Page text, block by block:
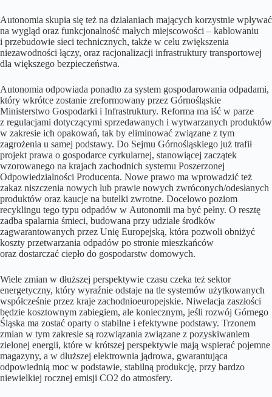
Autonomia skupia się też na działaniach mających korzystnie wpływać
na wygląd oraz funkcjonalność małych miejscowości – kablowaniu
i przebudowie sieci technicznych, także w celu zwiększenia
niezawodności łączy, oraz racjonalizacji infrastruktury transportowej
dla większego bezpieczeństwa.
Autonomia odpowiada ponadto za system gospodarowania odpadami,
który wkrótce zostanie zreformowany przez Górnośląskie
Ministerstwo Gospodarki i Infrastruktury. Reforma ma iść w parze
z regulacjami dotyczącymi sprzedawanych i wytwarzanych produktów
w zakresie ich opakowań, tak by eliminować związane z tym
zagrożenia u samej podstawy. Do Sejmu Górnośląskiego już trafił
projekt prawa o gospodarce cyrkularnej, stanowiącej zaczątek
wzorowanego na krajach zachodnich systemu Poszerzonej
Odpowiedzialności Producenta. Nowe prawo ma wprowadzić też
zakaz niszczenia nowych lub prawie nowych zwróconych/odesłanych
produktów oraz kaucje na butelki zwrotne. Docelowo poziom
recyklingu tego typu odpadów w Autonomii ma być pełny. O resztę
zadba spalarnia śmieci, budowana przy udziale środków
zagwarantowanych przez Unię Europejską, która pozwoli obniżyć
koszty przetwarzania odpadów po stronie mieszkańców
oraz dostarczać ciepło do gospodarstw domowych.
Wiele zmian w dłuższej perspektywie czasu czeka też sektor
energetyczny, który wyraźnie odstaje na tle systemów użytkowanych
współcześnie przez kraje zachodnioeuropejskie. Niwelacja zaszłości
będzie kosztownym zabiegiem, ale koniecznym, jeśli rozwój Górnego
Śląska ma zostać oparty o stabilne i efektywne podstawy. Trzonem
zmian w tym zakresie są rozwiązania związane z pozyskiwaniem
zielonej energii, które w krótszej perspektywie mają wspierać pojemne
magazyny, a w dłuższej elektrownia jądrowa, gwarantująca
odpowiednią moc w podstawie, stabilną produkcję, przy bardzo
niewielkiej rocznej emisji CO2 do atmosfery.